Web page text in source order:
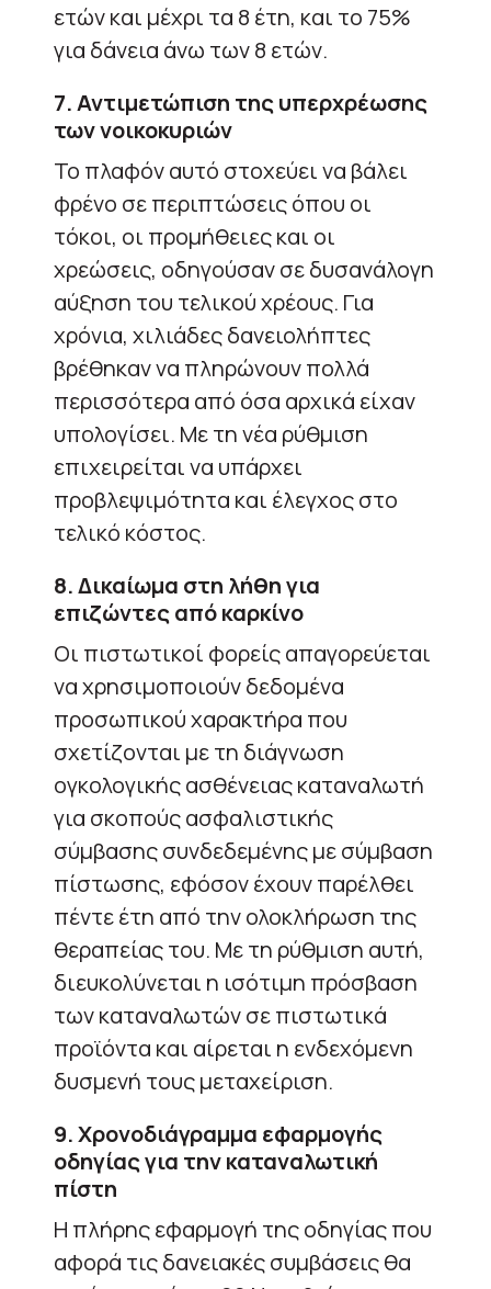
ετών και μέχρι τα 8 έτη, και το 75%
για δάνεια άνω των 8 ετών.
7. Αντιμετώπιση της υπερχρέωσης
των νοικοκυριών
Το πλαφόν αυτό στοχεύει να βάλει
φρένο σε περιπτώσεις όπου οι
τόκοι, οι προμήθειες και οι
χρεώσεις, οδηγούσαν σε δυσανάλογη
αύξηση του τελικού χρέους. Για
χρόνια, χιλιάδες δανειολήπτες
βρέθηκαν να πληρώνουν πολλά
περισσότερα από όσα αρχικά είχαν
υπολογίσει. Με τη νέα ρύθμιση
επιχειρείται να υπάρχει
προβλεψιμότητα και έλεγχος στο
τελικό κόστος.
8. Δικαίωμα στη λήθη για
επιζώντες από καρκίνο
Οι πιστωτικοί φορείς απαγορεύεται
να χρησιμοποιούν δεδομένα
προσωπικού χαρακτήρα που
σχετίζονται με τη διάγνωση
ογκολογικής ασθένειας καταναλωτή
για σκοπούς ασφαλιστικής
σύμβασης συνδεδεμένης με σύμβαση
πίστωσης, εφόσον έχουν παρέλθει
πέντε έτη από την ολοκλήρωση της
θεραπείας του. Με τη ρύθμιση αυτή,
διευκολύνεται η ισότιμη πρόσβαση
των καταναλωτών σε πιστωτικά
προϊόντα και αίρεται η ενδεχόμενη
δυσμενή τους μεταχείριση.
9. Χρονοδιάγραμμα εφαρμογής
οδηγίας για την καταναλωτική
πίστη
Η πλήρης εφαρμογή της οδηγίας που
αφορά τις δανειακές συμβάσεις θα